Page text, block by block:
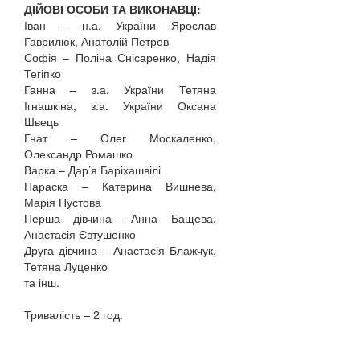
ДІЙОВІ ОСОБИ ТА ВИКОНАВЦІ:
Іван – н.а. України Ярослав
Гаврилюк, Анатолій Петров
Софія – Поліна Снісаренко, Надія
Тегіпко
Ганна – з.а. України Тетяна
Ігнашкіна, з.а. України Оксана
Швець
Гнат – Олег Москаленко,
Олександр Ромашко
Варка – Дар’я Баріхашвілі
Параска – Катерина Вишнева,
Марія Пустова
Перша дівчина –Анна Бащева,
Анастасія Євтушенко
Друга дівчина – Анастасія Блажчук,
Тетяна Луценко
та інш.
Тривалість – 2 год.